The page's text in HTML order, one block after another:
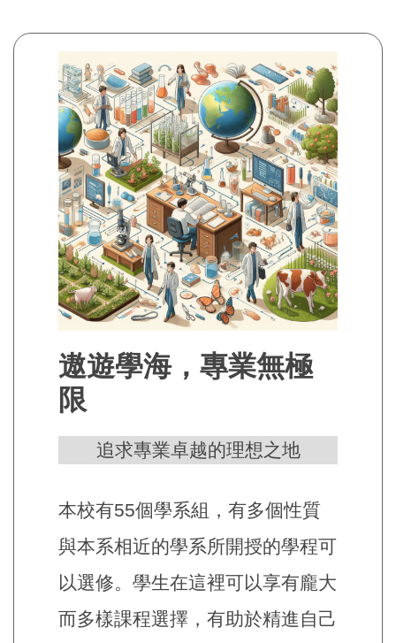
遨遊學海，專業無極
限
追求專業卓越的理想之地
本校有55個學系組，有多個性質
與本系相近的學系所開授的學程可
以選修。學生在這裡可以享有龐大
而多樣課程選擇，有助於精進自己